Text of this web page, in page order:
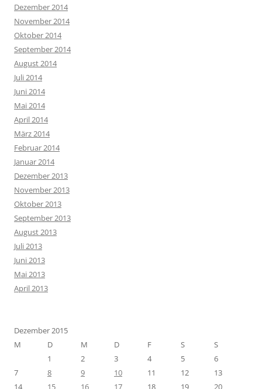
Dezember 2014
November 2014
Oktober 2014
September 2014
August 2014
Juli 2014
Juni 2014
Mai 2014
April 2014
März 2014
Februar 2014
Januar 2014
Dezember 2013
November 2013
Oktober 2013
September 2013
August 2013
Juli 2013
Juni 2013
Mai 2013
April 2013
Dezember 2015
M
D M D F S
S
1
2 3 4 5
6
7
8 9 10 11 12
13
14
15 16 17 18 19 20